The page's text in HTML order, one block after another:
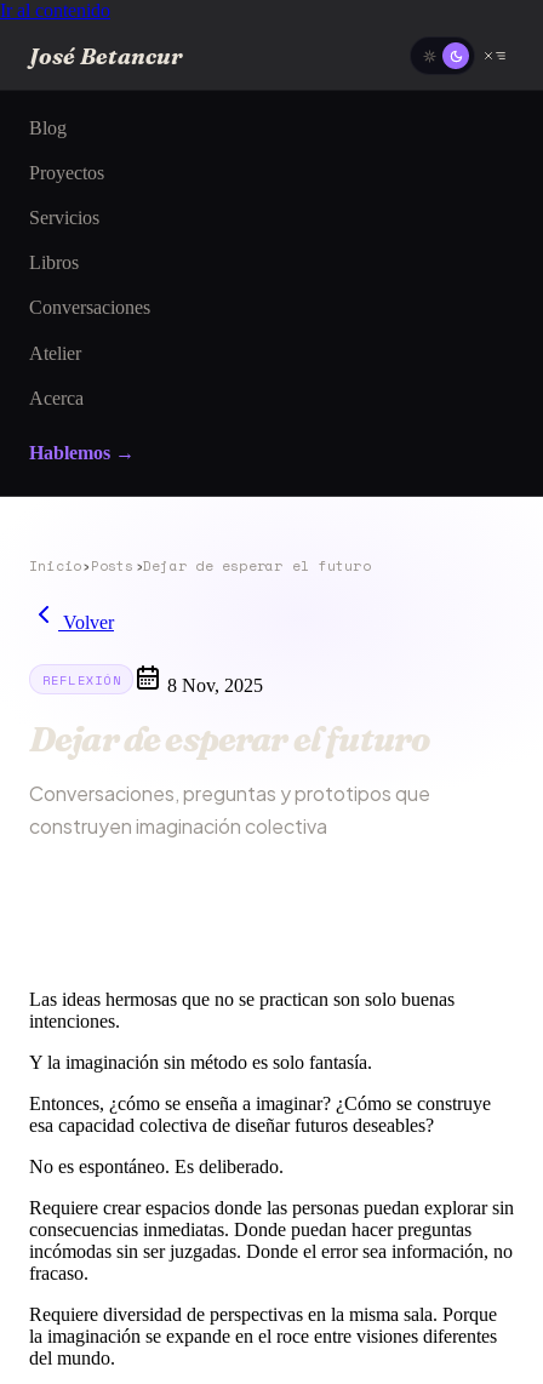
Ir al contenido
José Betancur
Blog
Proyectos
Servicios
Libros
Conversaciones
Atelier
Acerca
Hablemos →
Inicio›Posts ›Dejar de esperar el futuro
Volver
REFLEXIÓN 8 Nov, 2025
Dejar de esperar el futuro
Conversaciones, preguntas y prototipos que
construyen imaginación colectiva
Las ideas hermosas que no se practican son solo buenas
intenciones.
Y la imaginación sin método es solo fantasía.
Entonces, ¿cómo se enseña a imaginar? ¿Cómo se construye
esa capacidad colectiva de diseñar futuros deseables?
No es espontáneo. Es deliberado.
Requiere crear espacios donde las personas puedan explorar sin
consecuencias inmediatas. Donde puedan hacer preguntas
incómodas sin ser juzgadas. Donde el error sea información, no
fracaso.
Requiere diversidad de perspectivas en la misma sala. Porque
la imaginación se expande en el roce entre visiones diferentes
del mundo.